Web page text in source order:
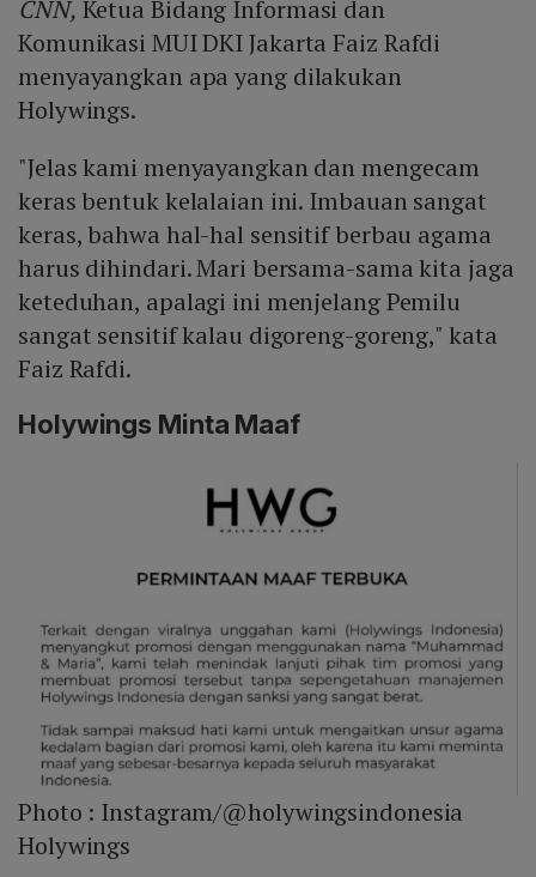
CNN, Ketua Bidang Informasi dan
Komunikasi MUI DKI Jakarta Faiz Rafdi
menyayangkan apa yang dilakukan
Holywings.
"Jelas kami menyayangkan dan mengecam
keras bentuk kelalaian ini. Imbauan sangat
keras, bahwa hal-hal sensitif berbau agama
harus dihindari. Mari bersama-sama kita jaga
keteduhan, apalagi ini menjelang Pemilu
sangat sensitif kalau digoreng-goreng," kata
Faiz Rafdi.
Holywings Minta Maaf
Photo : Instagram/@holywingsindonesia
Holywings